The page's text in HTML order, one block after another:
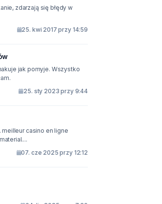
zdarzają się błędy w
25. kwi 2017 przy 14:59
jak pomyje. Wszystko
25. sty 2023 przy 9:44
meilleur casino en ligne
07. cze 2025 przy 12:12